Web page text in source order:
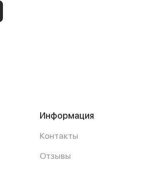
Информация
Контакты
Отзывы